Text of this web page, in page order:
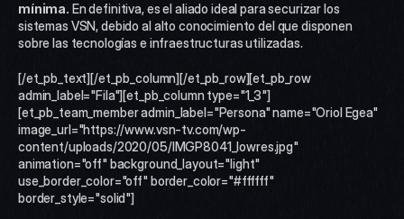
mínima. En definitiva, es el aliado ideal para securizar los
sistemas VSN, debido al alto conocimiento del que disponen
sobre las tecnologías e infraestructuras utilizadas.
[/et_pb_text][/et_pb_column][/et_pb_row][et_pb_row
admin_label="Fila"][et_pb_column type="1_3"]
[et_pb_team_member admin_label="Persona" name="Oriol Egea"
image_url="https://www.vsn-tv.com/wp-
content/uploads/2020/05/IMGP8041_lowres.jpg"
animation="off" background_layout="light"
use_border_color="off" border_color="#ffffff"
border_style="solid"]